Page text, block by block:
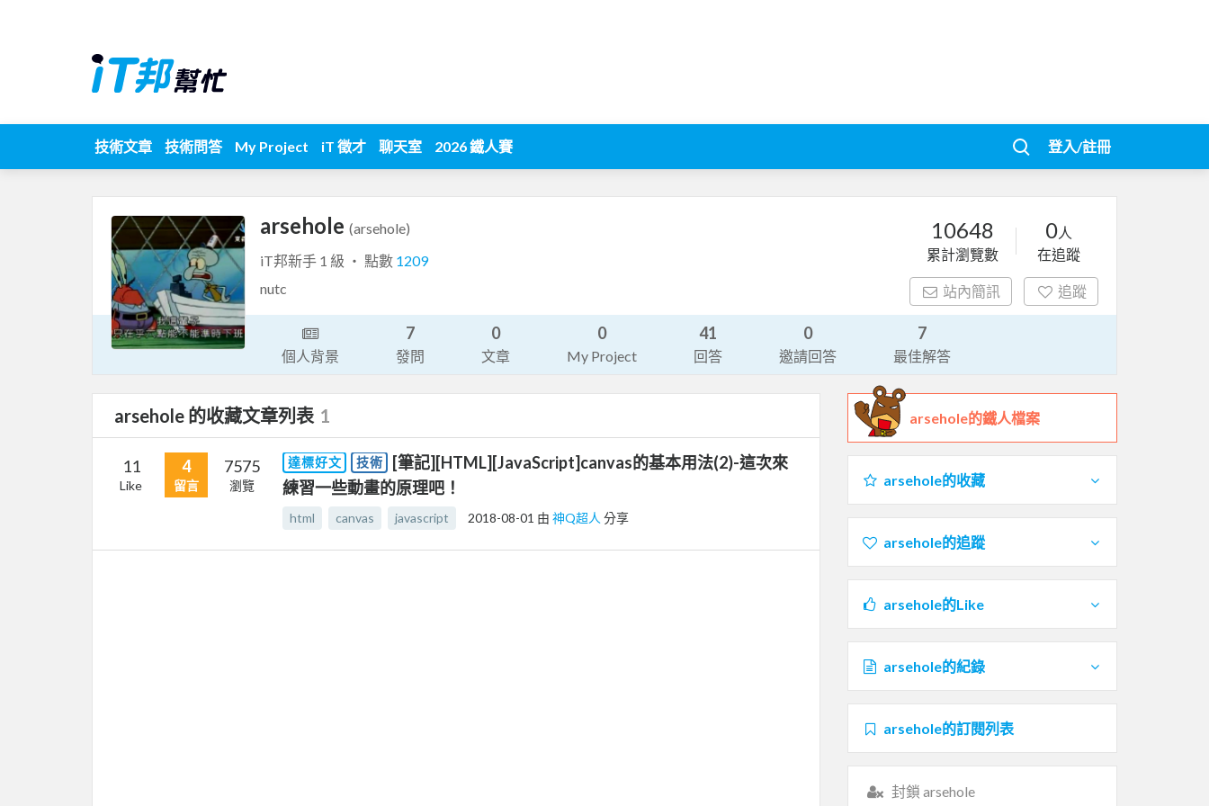
技術文章 技術問答 My Project iT 徵才 聊天室 2026 鐵人賽 登入/註冊
arsehole (arsehole)
iT邦新手 1 級 ‧ 點數 1209
nutc
10648
累計瀏覽數
0人
在追蹤
站內簡訊 追蹤
個人背景
7
發問
0
文章
0
My Project
41
回答
0
邀請回答
7
最佳解答
arsehole 的收藏文章列表 1
11
Like
4
留言
7575
瀏覽
達標好文 技術
[筆記][HTML][JavaScript]canvas的基本用法(2)-這次來
練習一些動畫的原理吧！
html canvas javascript 2018-08-01 由 神Q超人 分享
arsehole的鐵人檔案
arsehole的收藏
arsehole的追蹤
arsehole的Like
arsehole的紀錄
arsehole的訂閱列表
封鎖 arsehole